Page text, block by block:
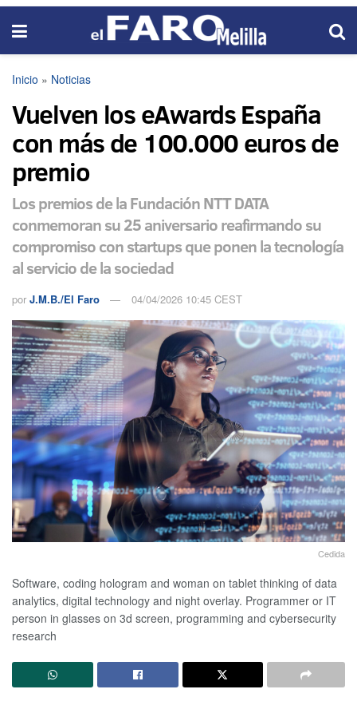
Inicio » Noticias
Vuelven los eAwards España
con más de 100.000 euros de
premio
Los premios de la Fundación NTT DATA
conmemoran su 25 aniversario reafirmando su
compromiso con startups que ponen la tecnología
al servicio de la sociedad
por J.M.B./El Faro 04/04/2026 10:45 CEST
Cedida
Software, coding hologram and woman on tablet thinking of data
analytics, digital technology and night overlay. Programmer or IT
person in glasses on 3d screen, programming and cybersecurity
research